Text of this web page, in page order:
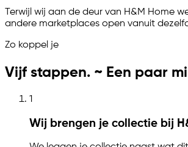
Terwijl wij aan de deur van H&M Home
andere marketplaces open vanuit
Zo koppel je
Vijf stappen. ~ Een paar
1
Wij brengen je collectie bij